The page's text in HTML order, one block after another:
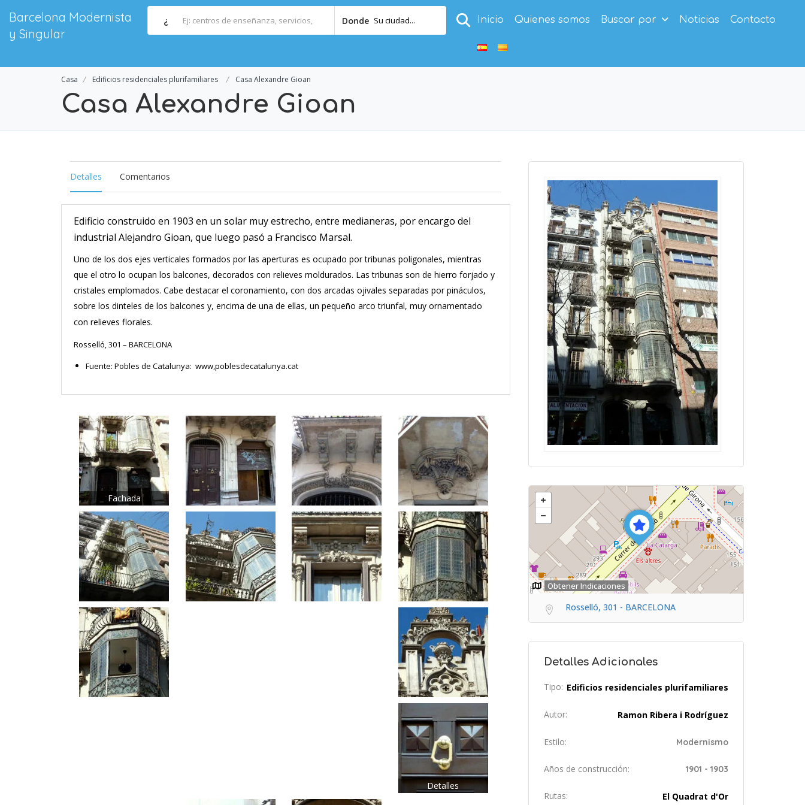
Barcelona Modernista
y Singular
¿ Donde Su ciudad... Inicio Quienes somos Buscar por Noticias Contacto
Casa Edificios residenciales plurifamiliares Casa Alexandre Gioan
Casa Alexandre Gioan
Detalles Comentarios
Edificio construido en 1903 en un solar muy estrecho, entre medianeras, por encargo del
industrial Alejandro Gioan, que luego pasó a Francisco Marsal.
Uno de los dos ejes verticales formados por las aperturas es ocupado por tribunas poligonales, mientras
que el otro lo ocupan los balcones, decorados con relieves moldurados. Las tribunas son de hierro forjado y
cristales emplomados. Cabe destacar el coronamiento, con dos arcadas ojivales separadas por pináculos,
sobre los dinteles de los balcones y, encima de una de ellas, un pequeño arco triunfal, muy ornamentado
con relieves florales.
Rosselló, 301 – BARCELONA
Fuente: Pobles de Catalunya: www,poblesdecatalunya.cat
Fachada
Detalles
Obtener Indicaciones
Rosselló, 301 - BARCELONA
Detalles Adicionales
Tipo: Edificios residenciales plurifamiliares
Autor: Ramon Ribera i Rodríguez
Estilo: Modernismo
Años de construcción: 1901 - 1903
Rutas: El Quadrat d'Or